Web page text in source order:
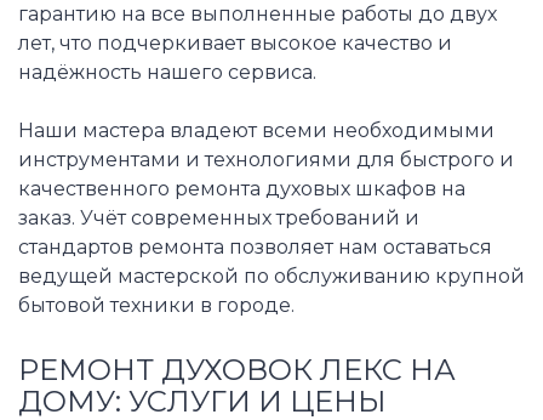
гарантию на все выполненные работы до двух
лет, что подчеркивает высокое качество и
надёжность нашего сервиса.
Наши мастера владеют всеми необходимыми
инструментами и технологиями для быстрого и
качественного ремонта духовых шкафов на
заказ. Учёт современных требований и
стандартов ремонта позволяет нам оставаться
ведущей мастерской по обслуживанию крупной
бытовой техники в городе.
РЕМОНТ ДУХОВОК ЛЕКС НА
ДОМУ: УСЛУГИ И ЦЕНЫ